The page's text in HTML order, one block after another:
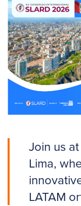
Join us
Lima,
LATAM